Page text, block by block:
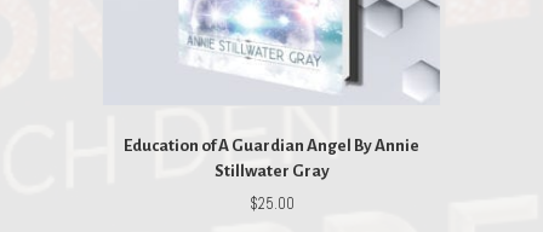
Education of A Guardian Angel By Annie
Stillwater Gray
$25.00